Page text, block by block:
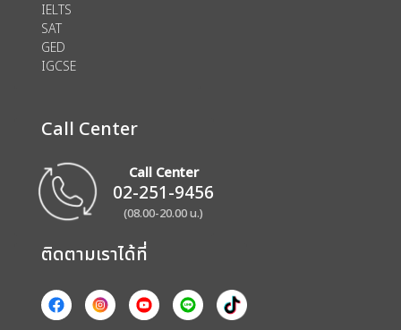
IELTS
SAT
GED
IGCSE
Call Center
Call Center
02-251-9456
(08.00-20.00 น.)
ติดตามเราได้ที่